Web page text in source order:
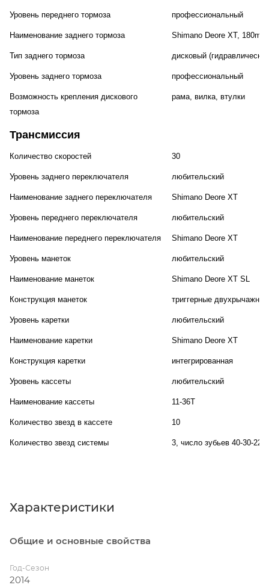
Уровень переднего тормоза профессиональный
Наименование заднего тормоза Shimano Deore XT, 180mm
Тип заднего тормоза дисковый
Уровень заднего тормоза профессиональный
Возможность крепления дискового
тормоза
рама, вилка, втулки
Трансмиссия
Количество скоростей 30
Уровень заднего переключателя любительский
Наименование заднего переключателя Shimano Deore XT
Уровень переднего переключателя любительский
Наименование переднего переключателя Shimano Deore XT
Уровень манеток любительский
Наименование манеток Shimano Deore XT SL
Конструкция манеток триггерные двухрычажные
Уровень каретки любительский
Наименование каретки Shimano Deore XT
Конструкция каретки интегрированная
Уровень кассеты любительский
Наименование кассеты 11-36T
Количество звезд в кассете 10
Количество звезд системы 3, число зубьев 40-30-22
Характеристики
Общие и основные свойства
Год-Сезон
2014